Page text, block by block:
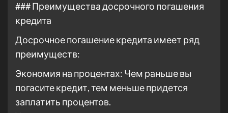
### Преимущества досрочного погашения
кредита
Досрочное погашение кредита имеет ряд
преимуществ:
Экономия на процентах: Чем раньше вы
погасите кредит, тем меньше придется
заплатить процентов.